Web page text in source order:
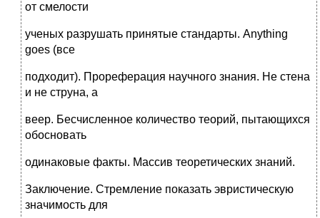
от смелости
ученых разрушать принятые стандарты. Anything
goes (все
подходит). Прореферация научного знания. Не стена
и не струна, а
веер. Бесчисленное количество теорий, пытающихся
обосновать
одинаковые факты. Массив теоретических знаний.
Заключение. Стремление показать эвристическую
значимость для